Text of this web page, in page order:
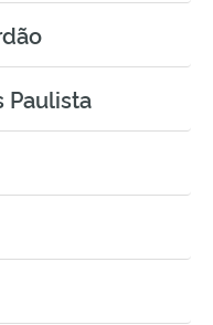
Paulista